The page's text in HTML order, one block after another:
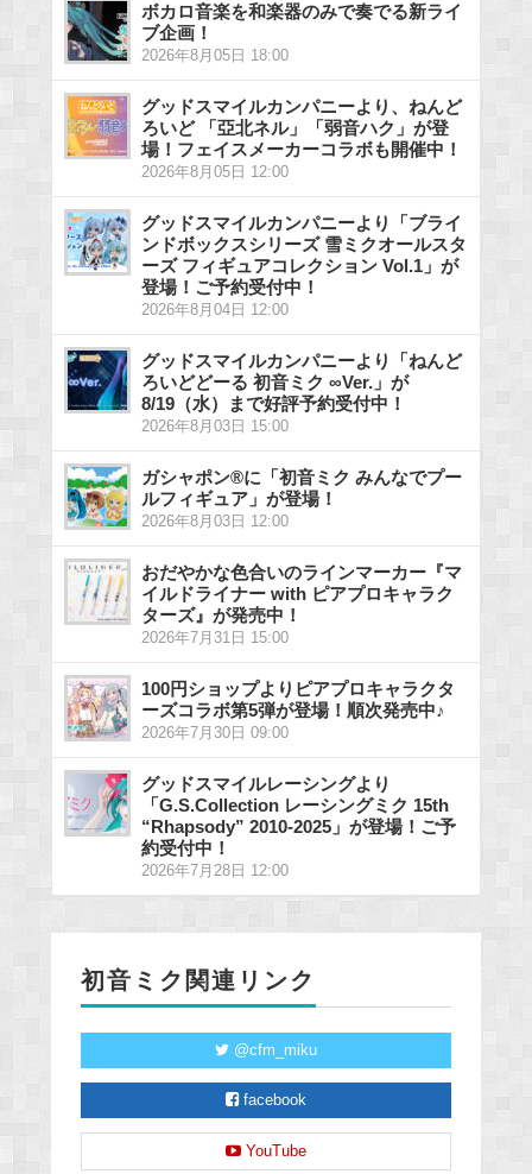
ボカロ音楽を和楽器のみで奏でる新ライ
ブ企画！
2026年8月05日 18:00
グッドスマイルカンパニーより、ねんど
ろいど 「亞北ネル」「弱音ハク」が登
場！フェイスメーカーコラボも開催中！
2026年8月05日 12:00
グッドスマイルカンパニーより「ブライ
ンドボックスシリーズ 雪ミクオールスタ
ーズ フィギュアコレクション Vol.1」が
登場！ご予約受付中！
2026年8月04日 12:00
グッドスマイルカンパニーより「ねんど
ろいどどーる 初音ミク ∞Ver.」が
8/19（水）まで好評予約受付中！
2026年8月03日 15:00
ガシャポン®に「初音ミク みんなでプー
ルフィギュア」が登場！
2026年8月03日 12:00
おだやかな色合いのラインマーカー『マ
イルドライナー with ピアプロキャラク
ターズ』が発売中！
2026年7月31日 15:00
100円ショップよりピアプロキャラクタ
ーズコラボ第5弾が登場！順次発売中♪
2026年7月30日 09:00
グッドスマイルレーシングより
「G.S.Collection レーシングミク 15th
“Rhapsody” 2010-2025」が登場！ご予
約受付中！
2026年7月28日 12:00
初音ミク関連リンク
@cfm_miku
facebook
YouTube